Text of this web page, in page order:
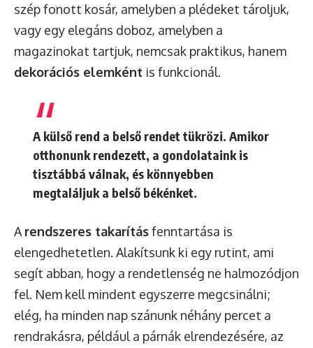
szép fonott kosár, amelyben a plédeket tároljuk,
vagy egy elegáns doboz, amelyben a
magazinokat tartjuk, nemcsak praktikus, hanem
dekorációs elemként is funkcionál.
A külső rend a belső rendet tükrözi. Amikor
otthonunk rendezett, a gondolataink is
tisztábbá válnak, és könnyebben
megtaláljuk a belső békénket.
A rendszeres takarításfenntartása is
elengedhetetlen. Alakítsunk ki egy rutint, ami
segít abban, hogy a rendetlenség ne halmozódjon
fel. Nem kell mindent egyszerre megcsinálni;
elég, ha minden nap szánunk néhány percet a
rendrakásra, például a párnák elrendezésére, az